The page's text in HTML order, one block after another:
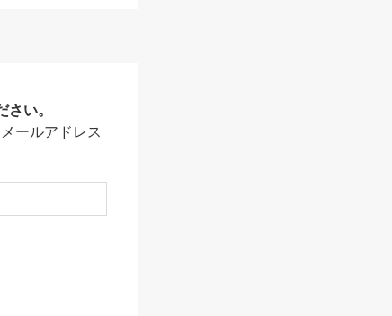
い。
ールアドレス